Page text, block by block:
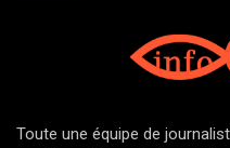
Toute une équipe de